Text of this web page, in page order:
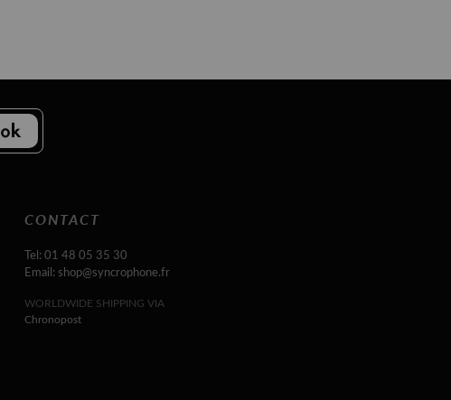
CONTACT
Tel: 01 48 05 35 30
Email: shop@syncrophone.fr
WORLDWIDE SHIPPING VIA
Chronopost